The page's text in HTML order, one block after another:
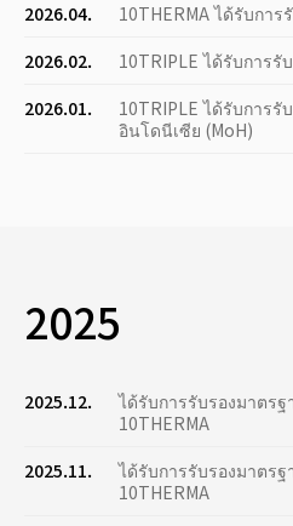
2026.04.
10THERMA ได้รับการ
2026.02.
10TRIPLE ได้รับการรั
2026.01.
10TRIPLE ได้รับการ
อินโดนีเซีย (MoH)
2025
2025.12.
ได้รับการรับรองมาตรฐ
10THERMA
2025.11.
ได้รับการรับรองมาตรฐ
10THERMA